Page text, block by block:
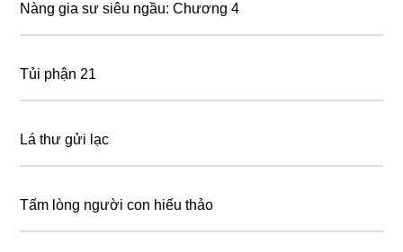
Nàng gia sư siêu ngầu: Chương 4
Tủi phận 21
Lá thư gửi lạc
Tấm lòng người con hiếu thảo